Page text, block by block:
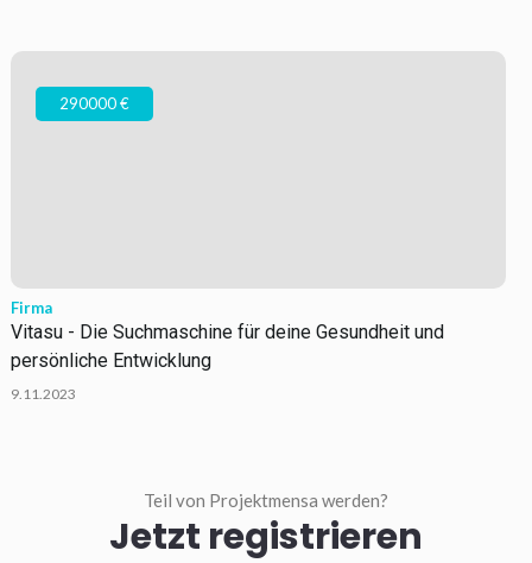
290000 €
Firma
Vitasu - Die Suchmaschine für deine Gesundheit und
persönliche Entwicklung
9.11.2023
Teil von Projektmensa werden?
Jetzt registrieren